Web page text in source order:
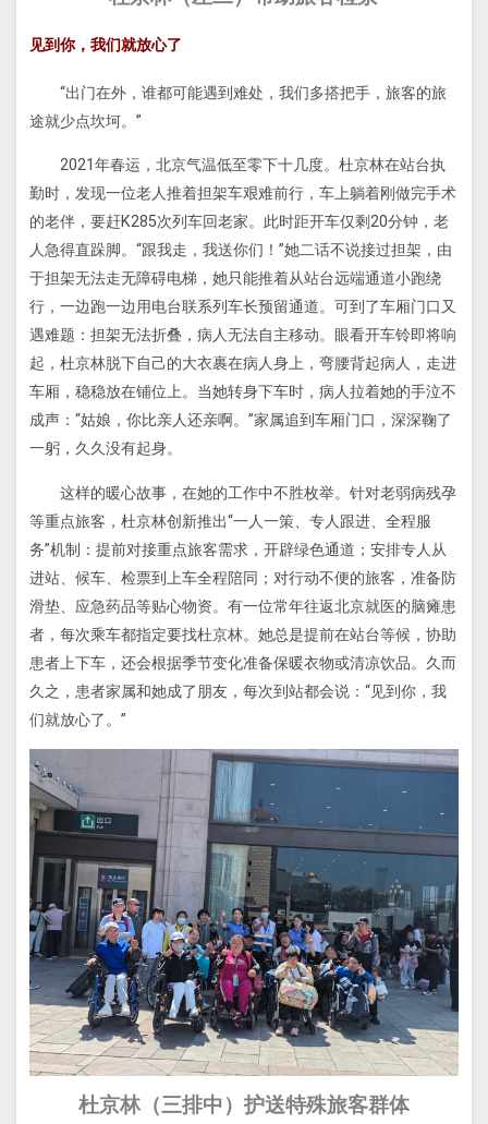
见到你，我们就放心了
“出门在外，谁都可能遇到难处，我们多搭把手，旅客的旅
途就少点坎坷。”
2021年春运，北京气温低至零下十几度。杜京林在站台执
勤时，发现一位老人推着担架车艰难前行，车上躺着刚做完手术
的老伴，要赶K285次列车回老家。此时距开车仅剩20分钟，老
人急得直跺脚。“跟我走，我送你们！”她二话不说接过担架，由
于担架无法走无障碍电梯，她只能推着从站台远端通道小跑绕
行，一边跑一边用电台联系列车长预留通道。可到了车厢门口又
遇难题：担架无法折叠，病人无法自主移动。眼看开车铃即将响
起，杜京林脱下自己的大衣裹在病人身上，弯腰背起病人，走进
车厢，稳稳放在铺位上。当她转身下车时，病人拉着她的手泣不
成声：“姑娘，你比亲人还亲啊。”家属追到车厢门口，深深鞠了
一躬，久久没有起身。
这样的暖心故事，在她的工作中不胜枚举。针对老弱病残孕
等重点旅客，杜京林创新推出“一人一策、专人跟进、全程服
务”机制：提前对接重点旅客需求，开辟绿色通道；安排专人从
进站、候车、检票到上车全程陪同；对行动不便的旅客，准备防
滑垫、应急药品等贴心物资。有一位常年往返北京就医的脑瘫患
者，每次乘车都指定要找杜京林。她总是提前在站台等候，协助
患者上下车，还会根据季节变化准备保暖衣物或清凉饮品。久而
久之，患者家属和她成了朋友，每次到站都会说：“见到你，我
们就放心了。”
杜京林（三排中）护送特殊旅客群体